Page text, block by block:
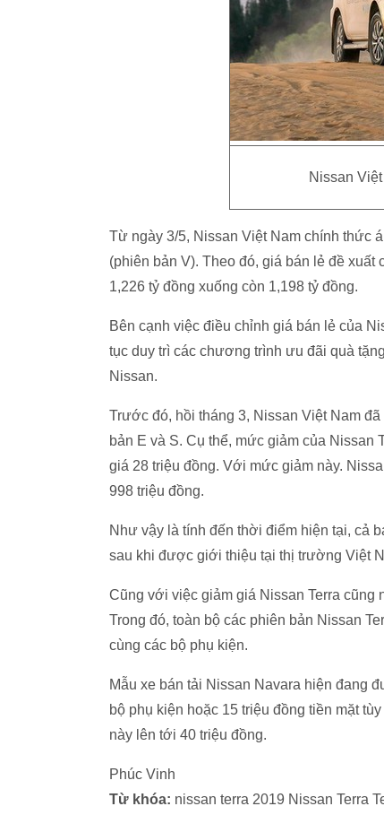
Nissan
Từ ngày 3/5, Nissan Việt Nam chính thức
(phiên bản V). Theo đó, giá bán lẻ đề
1,226 tỷ đồng xuống còn 1,198 tỷ đồng.
Bên cạnh việc điều chỉnh giá bán lẻ của
tục duy trì các chương trình ưu đãi quà
Nissan.
Trước đó, hồi tháng 3, Nissan Việt Nam
bản E và S. Cụ thể, mức giảm của Nissan
giá 28 triệu đồng. Với mức giảm này.
998 triệu đồng.
Như vậy là tính đến thời điểm hiện tại, cả
sau khi được giới thiệu tại thị trường Việt
Cũng với việc giảm giá Nissan Terra
Trong đó, toàn bộ các phiên bản Nissan
cùng các bộ phụ kiện.
Mẫu xe bán tải Nissan Navara hiện đang
bộ phụ kiện hoặc 15 triệu đồng tiền mặt
này lên tới 40 triệu đồng.
Phúc Vinh
Từ khóa: nissan terra 2019 Nissan Terra